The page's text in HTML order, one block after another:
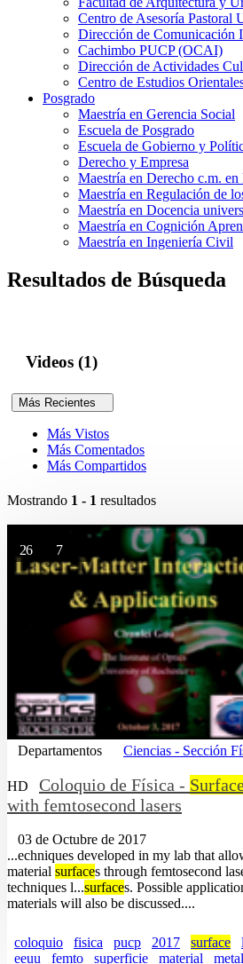
Centro de Asesoría Pastoral
Dirección de Comunicación
Cachimbo PUCP (OCAI)
Dirección de Actividades
Centro de Estudios
Posgrado
Maestría en Gerencia Social
Escuela de Posgrado
Escuela de Gobierno y
Derecho y Empresa
Maestría en Derecho c.m.
Maestría en Regulación de
Maestría en Docencia
Maestría en Cognición
Maestría en Ingeniería Civil
Resultados de Búsqueda
Videos (1)
Más Recientes
Más Vistos
Más Comentados
Más Compartidos
Mostrando 1 - 1 resultados
26 7
Departamentos Ciencias - Sección
HD Coloquio de Física -
with femtosecond lasers
03 de Octubre de 2017
...echniques developed in my lab that
material surfaces through femtosecond
techniques l...surfaces. Possible
materials will also be discussed....
coloquio fisica pucp 2017 surface
eeuu
femto superficie material metal